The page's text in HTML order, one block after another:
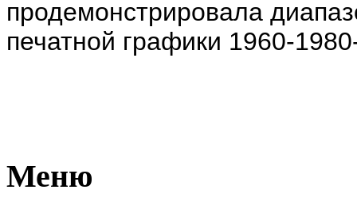
продемонстрировала
печатной графики 1960-
Меню